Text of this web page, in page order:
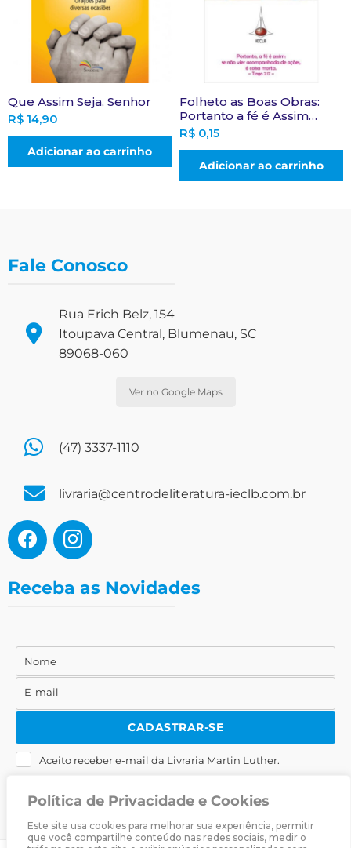
Política de Privacidade e Cookies
Este site usa cookies para melhorar sua experiência, permitir
que você compartilhe conteúdo nas redes sociais, medir o
Que Assim Seja, Senhor
R$ 14,90
Adicionar ao carrinho
Folheto as Boas Obras:
Portanto a fé é Assim…
R$ 0,15
Adicionar ao carrinho
Fale Conosco
Rua Erich Belz, 154
Itoupava Central, Blumenau, SC
89068-060
Ver no Google Maps
(47) 3337-1110
livraria@centrodeliteratura-ieclb.com.br
Receba as Novidades
Nome
Nome
E-
mail
E-mail
CADASTRAR-SE
Aceito receber e-mail da Livraria Martin Luther.